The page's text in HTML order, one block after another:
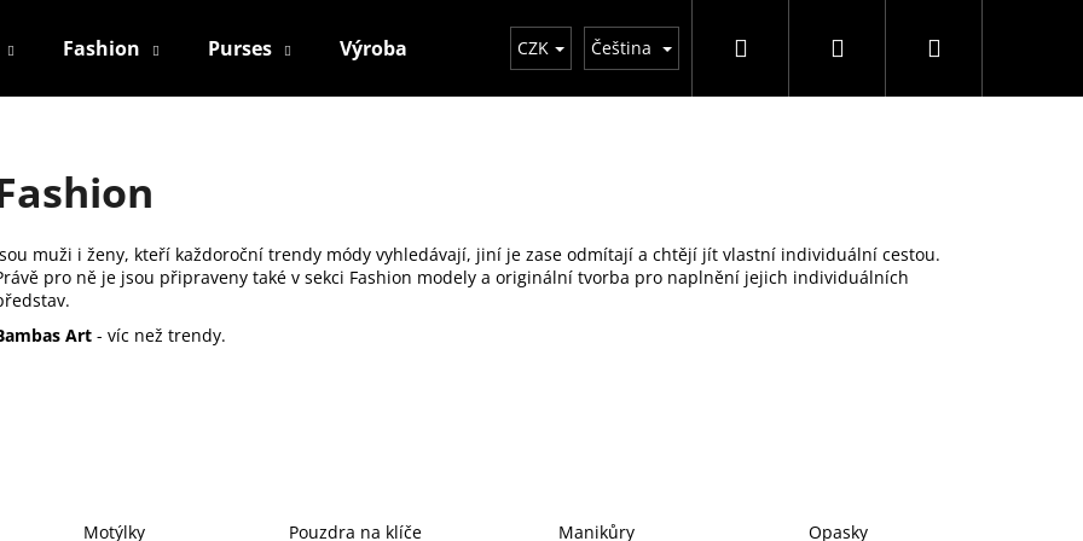
Fashion Purses Výroba Kontakty
CZK Čeština Hledat PřihlášeníNákupní
muži i ženy, kteří každoroční trendy módy vyhledávají, jiní je zase odmítají a chtějí jít vlastní individuální cestou.
pro ně je jsou připraveny také v sekci Fashion modely a originální tvorba pro naplnění jejich individuálních
Art - víc než trendy.
Motýlky Pouzdra na klíče Manikůry Opasky
Doporučujeme